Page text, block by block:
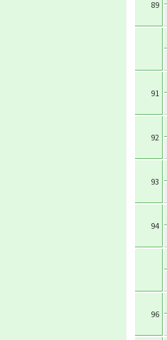
89
91
92
93
94
96